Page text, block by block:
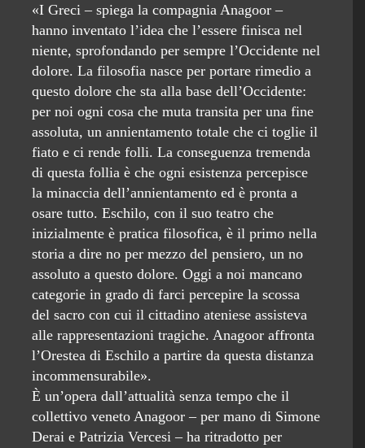
«I Greci – spiega la compagnia Anagoor –
hanno inventato l’idea che l’essere finisca nel
niente, sprofondando per sempre l’Occidente nel
dolore. La filosofia nasce per portare rimedio a
questo dolore che sta alla base dell’Occidente:
per noi ogni cosa che muta transita per una fine
assoluta, un annientamento totale che ci toglie il
fiato e ci rende folli. La conseguenza tremenda
di questa follia è che ogni esistenza percepisce
la minaccia dell’annientamento ed è pronta a
osare tutto. Eschilo, con il suo teatro che
inizialmente è pratica filosofica, è il primo nella
storia a dire no per mezzo del pensiero, un no
assoluto a questo dolore. Oggi a noi mancano
categorie in grado di farci percepire la scossa
del sacro con cui il cittadino ateniese assisteva
alle rappresentazioni tragiche. Anagoor affronta
l’Orestea di Eschilo a partire da questa distanza
incommensurabile».
È un’opera dall’attualità senza tempo che il
collettivo veneto Anagoor – per mano di Simone
Derai e Patrizia Vercesi – ha ritradotto per